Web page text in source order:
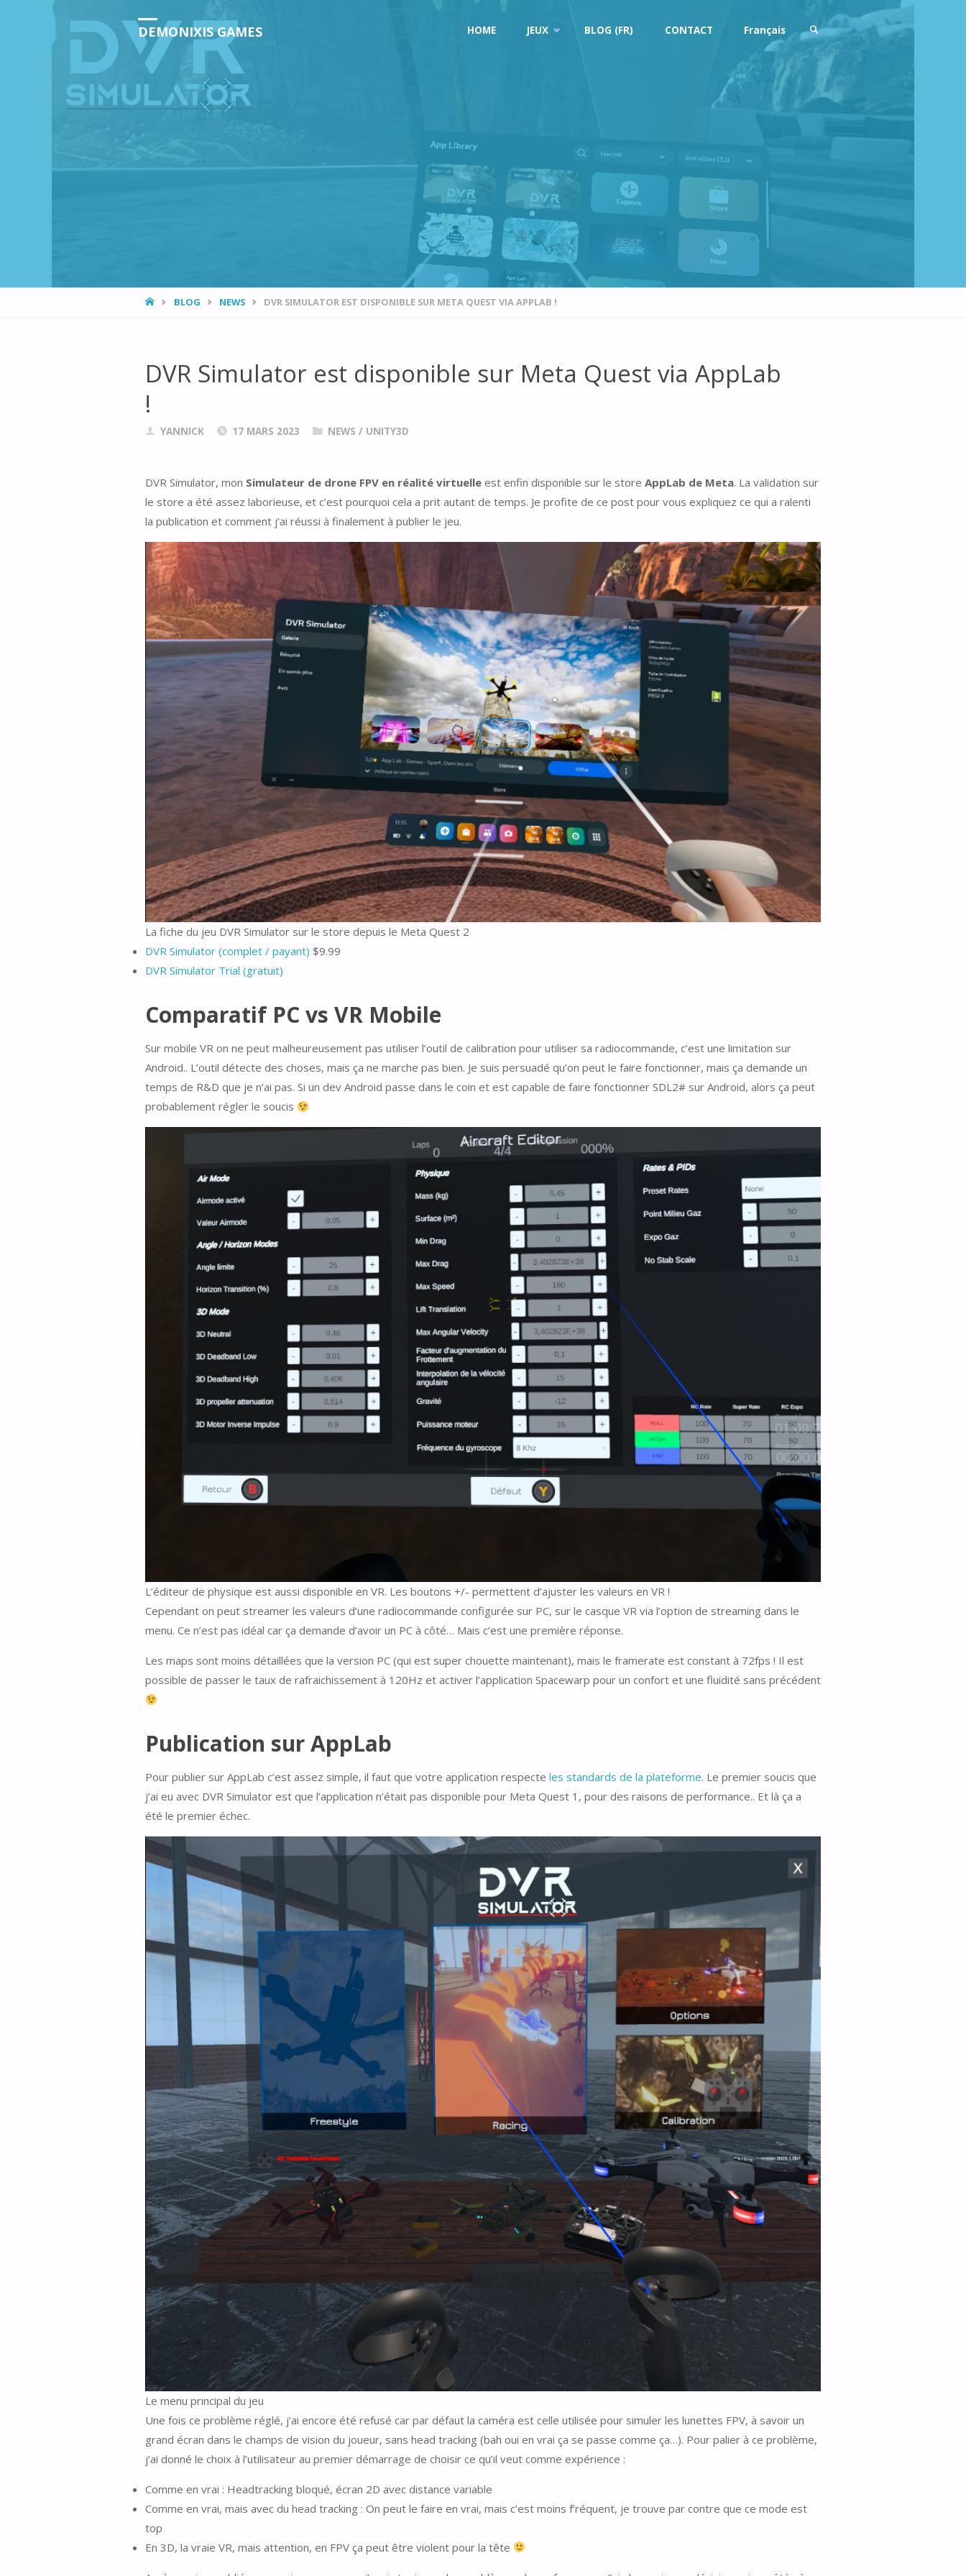
DEMONIXIS GAMES HOME JEUX BLOG (FR) CONTACT Français
SEARCH
HOMEBLOG NEWS DVR SIMULATOR EST DISPONIBLE SUR META QUEST VIA APPLAB !
DVR Simulator est disponible sur Meta Quest via AppLab
!
YANNICK 17 MARS 2023 NEWS / UNITY3D
DVR Simulator, mon Simulateur de drone FPV en réalité virtuelleest enfin disponible sur le store AppLab de Meta. La validation sur
le store a été assez laborieuse, et c’est pourquoi cela a prit autant de temps. Je profite de ce post pour vous expliquez ce qui a ralenti
la publication et comment j’ai réussi à finalement à publier le jeu.
La fiche du jeu DVR Simulator sur le store depuis le Meta Quest 2
DVR Simulator (complet / payant) $9.99
DVR Simulator Trial (gratuit)
Comparatif PC vs VR Mobile
Sur mobile VR on ne peut malheureusement pas utiliser l’outil de calibration pour utiliser sa radiocommande, c’est une limitation sur
Android.. L’outil détecte des choses, mais ça ne marche pas bien. Je suis persuadé qu’on peut le faire fonctionner, mais ça demande un
temps de R&D que je n’ai pas. Si un dev Android passe dans le coin et est capable de faire fonctionner SDL2# sur Android, alors ça peut
probablement régler le soucis
L’éditeur de physique est aussi disponible en VR. Les boutons +/- permettent d’ajuster les valeurs en VR !
Cependant on peut streamer les valeurs d’une radiocommande configurée sur PC, sur le casque VR via l’option de streaming dans le
menu. Ce n’est pas idéal car ça demande d’avoir un PC à côté… Mais c’est une première réponse.
Les maps sont moins détaillées que la version PC (qui est super chouette maintenant), mais le framerate est constant à 72fps ! Il est
possible de passer le taux de rafraichissement à 120Hz et activer l’application Spacewarp pour un confort et une fluidité sans précédent
Publication sur AppLab
Pour publier sur AppLab c’est assez simple, il faut que votre application respecte les standards de la plateforme. Le premier soucis que
j’ai eu avec DVR Simulator est que l’application n’était pas disponible pour Meta Quest 1, pour des raisons de performance.. Et là ça a
été le premier échec.
Le menu principal du jeu
Une fois ce problème réglé, j’ai encore été refusé car par défaut la caméra est celle utilisée pour simuler les lunettes FPV, à savoir un
grand écran dans le champs de vision du joueur, sans head tracking (bah oui en vrai ça se passe comme ça…). Pour palier à ce problème,
j’ai donné le choix à l’utilisateur au premier démarrage de choisir ce qu’il veut comme expérience :
Comme en vrai : Headtracking bloqué, écran 2D avec distance variable
Comme en vrai, mais avec du head tracking : On peut le faire en vrai, mais c’est moins f’réquent, je trouve par contre que ce mode est
top
En 3D, la vraie VR, mais attention, en FPV ça peut être violent pour la tête